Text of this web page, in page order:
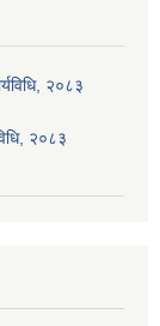
२०८३
२०८३